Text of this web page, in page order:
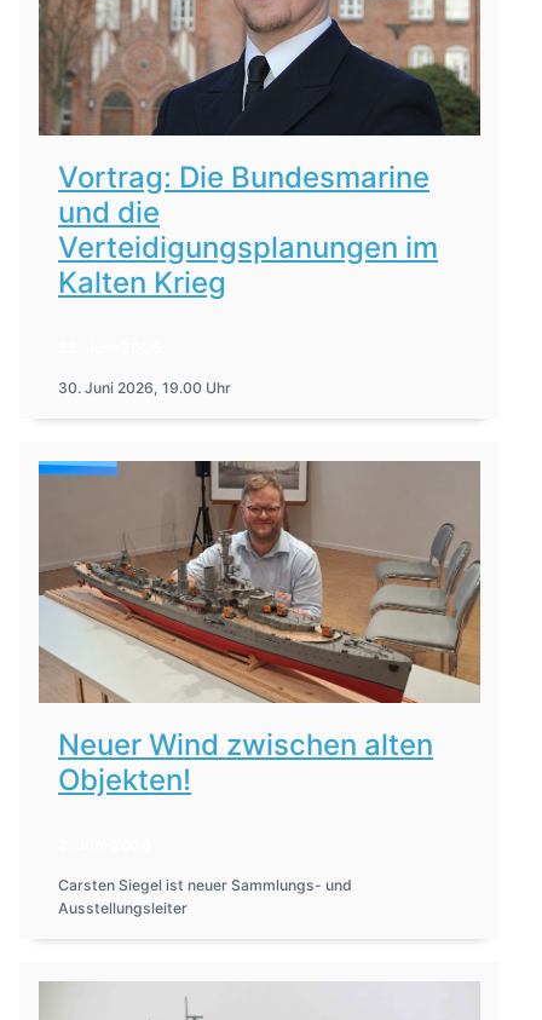
Vortrag: Die Bundesmarine
und die
Verteidigungsplanungen im
Kalten Krieg
30. Juni 2026, 19.00 Uhr
Neuer Wind zwischen alten
Objekten!
Carsten Siegel ist neuer Sammlungs- und
Ausstellungsleiter